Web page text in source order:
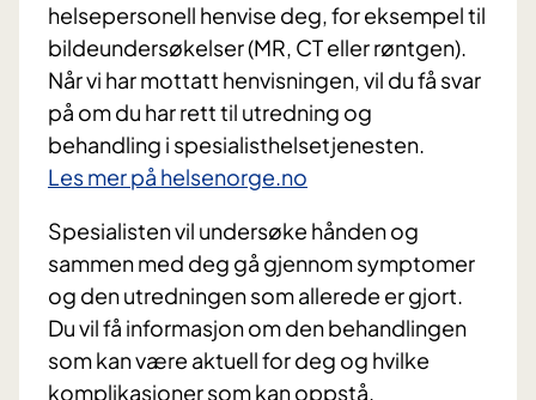
helsepersonell henvise deg, for eksempel til
bildeundersøkelser (MR, CT eller røntgen).
Når vi har mottatt henvisningen, vil du få svar
på om du har rett til utredning og
behandling i spesialisthelsetjenesten.
Les mer på helsenorge.no
Spesialisten vil undersøke hånden og
sammen med deg gå gjennom symptomer
og den utredningen som allerede er gjort.
Du vil få informasjon om den behandlingen
som kan være aktuell for deg og hvilke
komplikasjoner som kan oppstå.